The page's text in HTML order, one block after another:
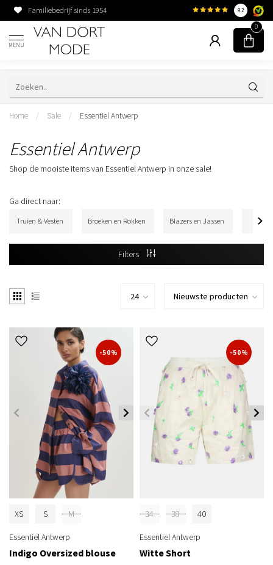
Familiebedrijf sinds 1954 9.2
MENU
0
Home / Sale / Essentiel Antwerp
Essentiel Antwerp
Shop de mooiste items van Essentiel Antwerp in onze sale!
Ga direct naar:
Truien & Vesten Broeken en Rokken Blazers en Jassen
Filters
-50%
XS S M
Essentiel Antwerp
Indigo Oversized blouse
-50%
34 38 40
Essentiel Antwerp
Witte Short